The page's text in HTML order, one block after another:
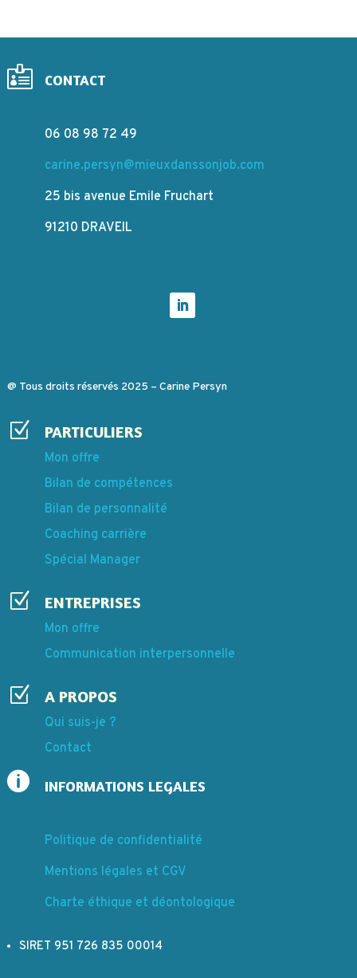
 CONTACT
06 08 98 72 49
carine.persyn@mieuxdanssonjob.com
25 bis avenue Emile Fruchart
91210 DRAVEIL
@ Tous droits réservés 2025 – Carine Persyn
Z PARTICULIERS
Mon offre
Bilan de compétences
Bilan de personnalité
Coaching carrière
Spécial Manager
Z ENTREPRISES
Mon offre
Communication interpersonnelle
Z A PROPOS
Qui suis-je ?
Contact
 INFORMATIONS LEGALES
Politique de confidentialité
Mentions légales et CGV
Charte éthique et déontologique
SIRET 951 726 835 00014